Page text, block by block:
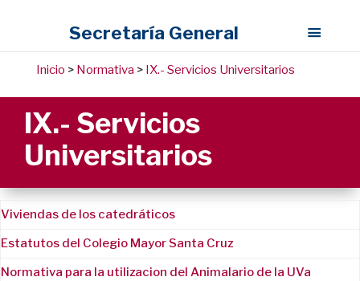
Secretaría General
Inicio > Normativa > IX.- Servicios Universitarios
IX.- Servicios
Universitarios
Viviendas de los catedráticos
Estatutos del Colegio Mayor Santa Cruz
Normativa para la utilizacion del Animalario de la UVa